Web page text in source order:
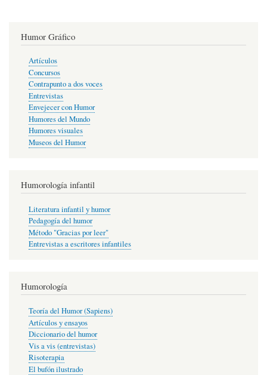
Humor Gráfico
Artículos
Concursos
Contrapunto a dos voces
Entrevistas
Envejecer con Humor
Humores del Mundo
Humores visuales
Museos del Humor
Humorología infantil
Literatura infantil y humor
Pedagogía del humor
Método "Gracias por leer"
Entrevistas a escritores infantiles
Humorología
Teoría del Humor (Sapiens)
Artículos y ensayos
Diccionario del humor
Vis a vis (entrevistas)
Risoterapia
El bufón ilustrado